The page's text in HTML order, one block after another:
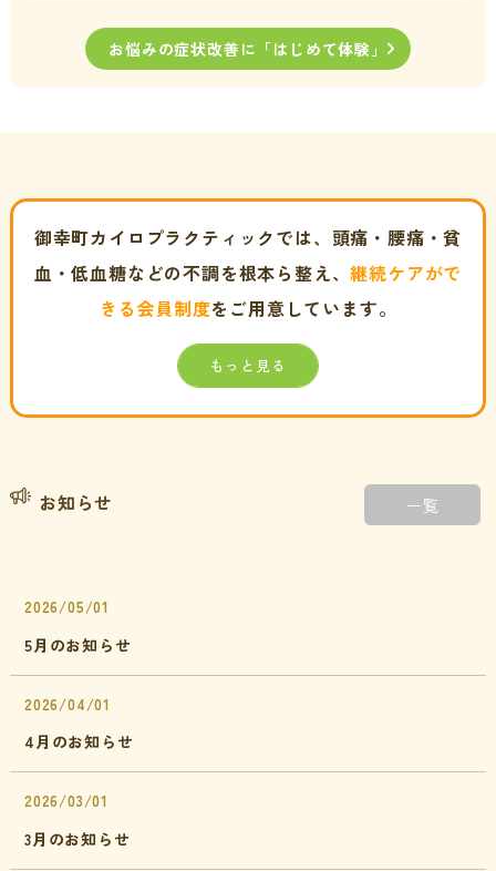
お悩みの症状改善に「はじめて体験」
御幸町カイロプラクティックでは、頭痛・腰痛・貧
血・低血糖などの不調を根本ら整え、継続ケアがで
きる会員制度をご用意しています。
もっと見る
お知らせ 一覧
2026/05/01
5月のお知らせ
2026/04/01
4月のお知らせ
2026/03/01
3月のお知らせ